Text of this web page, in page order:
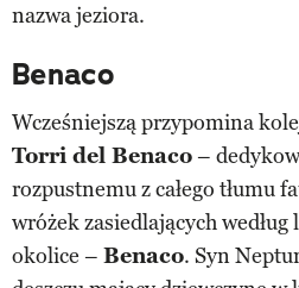
nazwa jeziora.
Benaco
Wcześniejszą przypomina
Torri del Benaco–
rozpustnemu z całego tłumu
wróżek zasiedlających
okolice – Benaco. Syn